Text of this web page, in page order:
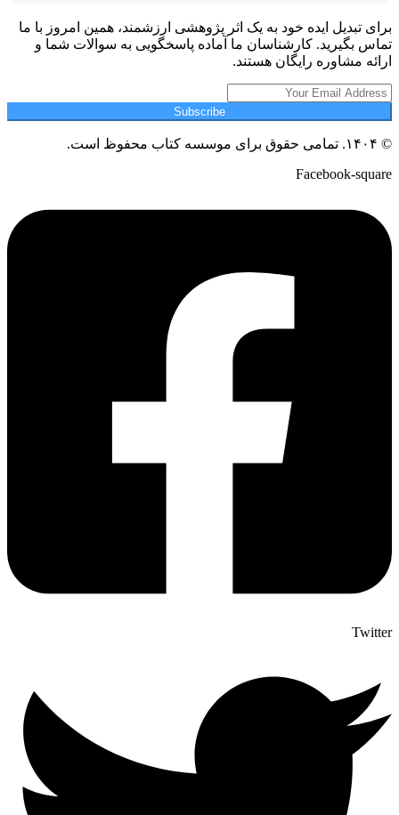
برای تبدیل ایده خود به یک اثر پژوهشی ارزشمند، همین امروز با ما
تماس بگیرید. کارشناسان ما آماده پاسخگویی به سوالات شما و
ارائه مشاوره رایگان هستند.
Subscribe
© ۱۴۰۴. تمامی حقوق برای موسسه کتاب محفوظ است.
Facebook-square
Twitter